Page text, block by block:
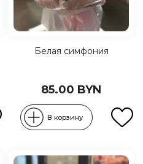
Белая симфония
85.00 BYN
В корзину